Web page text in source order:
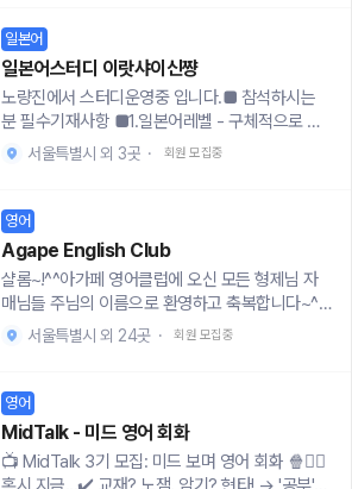
- 좋아하는 것, 취미, 관심사 등 다양한 주제와 정
도 부사를 활용해 풍부한 표현을 익힙니다.6주차:
실전 회화 연습 및 마무리 (배운 내용을 총정리!) -
6주 동안 배운 내용을 바탕으로 자유로운 실전 회
화를 연습하고, 전체적인 복습과 함께 스터디를 마
무리합니다.📌 스터디 안내- 본 스터디는 중국어
로 하시는 분들은 이번 기수에는 아쉽지만 함께하
기 어렵습니다.- 장소: 서울 시내 스터디룸 또는 접
근성 좋은 카페에서 진행됩니다.- 주기: 주 1회 진
행을 목표로 하며, 최소 격주 1회는 꼭 만날 예정입
이런 분위기에서 진행됩니다!- 시험, 숙제, 암기 위
연습에 집중합니다.- '잘해야 한다'는 부담감은 내
려놓으세요. 틀려도 괜찮아요! 서로 응원하며 함께
성장하는 것이 중요합니다.- 말을 많이 하지 않아
도 괜찮습니다. 편안하게 참여할 수 있도록 제가 잘
멘토링 느낌으로 도와줄 예정*교재만 가져오세요
ㅎㅎ💙주 1회 동아리 활동 진행, 자율참여 (월 1회
는 필수참여해야함)🌏 문화 교류 활동• 인천 차이
나타운, 팟알카페, 문화공간 방문• 각 나라 음식과
문화 체험• 친목 중심의 편한 분위기 + 회화 실력
향상• 노래방 가서 한중일 노래 다양하게 부르기
사귀고 싶은 분• 초보자도 상관없습니다🌍모집 기
간모집일정 : 2026.02.25 ~ 2026.04.25 (수시모
집)합격발표 : 개별연락🌍지원폼https://forms.gl
e/QjNCSq6ucW2z6T4aA언어를 사랑하고 교류
하고 싶은 학생분들 환영입니다💙(소근소근… 외
국인 분들도 부원으로 조금 있움…)
터 배워보지않을래!??일본어에 대한 열정만 가득
하다면 OK!! 진심으로 공부하실 분들 모집합니다!!
🎐모집대상- 일본어 공부하고 싶으신 - 곧 여행 계
획이 있으신 - 일본어에 대한 열정이 가득하신 -
- 애니메이션이나 J-pop 등 일본 문화에 관심 있
운영방법주 1~2회 대면 스터디 예정.일본어 초급
자들을 위해 기본 일본어 단어(10분)+문법학습(2
0분) + 여행에 특화된 회화(30분) (1회차당 대략 1
시간 정도 진행)🎐회비스터디 카페 비용 1/n 혹은
개인 카페 비용🎐지원방법https://naver.me/Gu
blct7I
스는 교재의 표현과 구성을 실제로 검증하고, 수강
생 분들의 피드백을 반영해 완성도를 높이고자 열
렸습니다.[수업 안내]- 기간: 4주 (주 1회 / 회당 6
0분)- 인원: 1:1 또는 소규모 회화 (2~3명)- 장소:
사당–합정 인근 스터디룸- 비용: 무료 (스터디룸
이용비 별도)- 제공: 개인 피드백 노트[커리큘럼]
_link[이런 분께 추천드립니다]- 문법은 아는데 입
이 안 따라주는 분- 학원은 부담스럽지만 체계적으
로 배우고 싶은 분- 나에게 맞는 영어 공부 루틴을
찾고 싶은 분- 재미있게, 꾸준히 말하기 감각을 키
연스러운 대체 표현 제안- 발음·억양·습관까지 디
피드백 노트- 정적이 흐를 때 대처법📤 신청 링크 :
https://forms.gle/AGGo8PuxRsS7n3w69📩
카톡 문의 : https://open.kakao.com/o/shR36
xFh📸인스타그램: https://www.instagram.co
일본어
일본어스터디 이랏샤이신쨩
노량진에서 스터디운영중 입니다.■ 참석하시는
분 필수기재사항 ■1.일본어레벨 - 구체적으로 말
씀2.스터디 & 교육반 참석안내# 공식스터디 5천
■ 공식스터디 (초급회화 / 일상회화 나뉨)# 문장
공부(20분), 초급회화(40분)■ 교육반 (모임장이
주관)# 일본어관련(테마 매주 다름 60분)* 필기구
&공부하실 책 준비 ** 참석비정산 후 일정참석 누
르기 ** 참석 전 게시판공지 확인하기 *
서울특별시 외 3곳 · 회원 모집중
영어
Agape English Club
샬롬~!^^아가페 영어클럽에 오신 모든 형제님 자
매님들 주님의 이름으로 환영하고 축복합니다~^^
🤗🎉😍아가페 영어클럽은 30세부터 49세까지
하나님과 깊은 교제를 하며 영어회화를 통해 영어
실력도 향상시키고 주 안에서 아름다운 친교도 하
는 크리스천 영어 모임입니다~^^주님안에서 믿음
을 지키며 오랫동안 기쁠때나 슬플때나 함께하며
서울특별시 외 24곳 · 회원 모집중
영어
MidTalk - 미드 영어 회화
📺 MidTalk 3기 모집: 미드 보며 영어 회화 🍿🙋‍♀️